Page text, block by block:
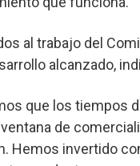
al trabajo del
alcanzado,
que los tiempos
de
Hemos invertido